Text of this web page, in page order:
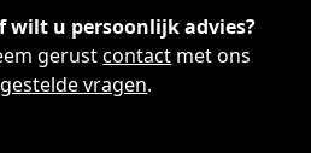
wilt u persoonlijk advies?
gerustcontact met ons
vragen.